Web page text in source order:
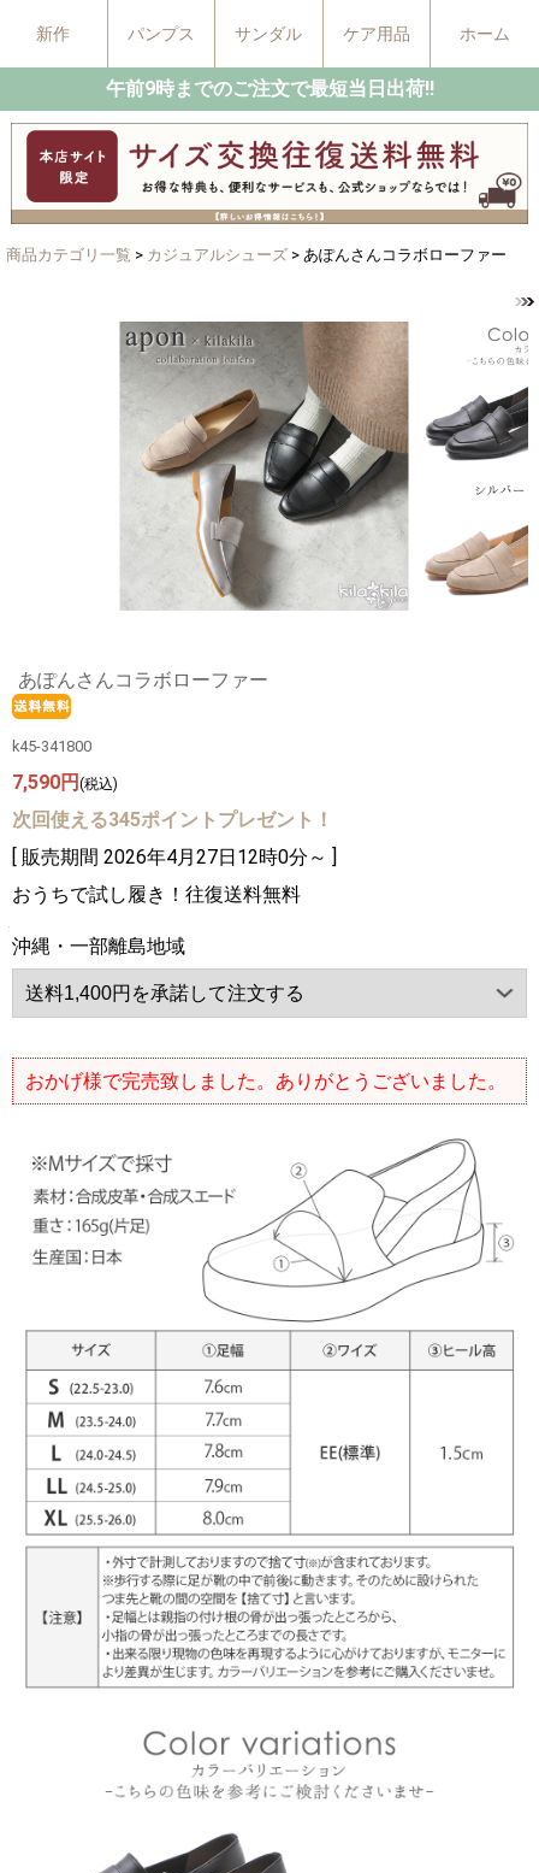
新作 パンプス サンダル ケア用品 ホーム
午前9時までのご注文で最短当日出荷!!
商品カテゴリ一覧 > カジュアルシューズ > あぽんさんコラボローファー
あぽんさんコラボローファー
k45-341800
7,590円 (税込)
次回使える345ポイントプレゼント！
[ 販売期間 2026年4月27日12時0分 ～ ]
おうちで試し履き！往復送料無料
沖縄・一部離島地域
おかげ様で完売致しました。ありがとうございました。